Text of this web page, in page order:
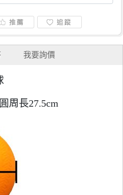
我要詢價
周長27.5cm